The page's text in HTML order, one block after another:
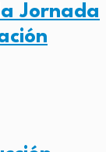
Jornada